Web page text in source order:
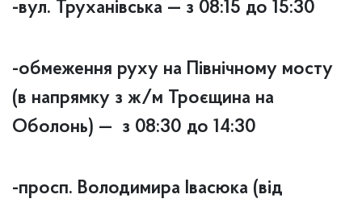
-вул. Труханівська — з 08:15 до 15:30
-обмеження руху на Північному мосту
(в напрямку з ж/м Троєщина на
Оболонь) — з 08:30 до 14:30
-просп. Володимира Івасюка (від